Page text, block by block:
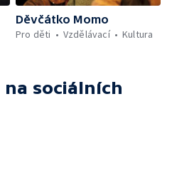
Děvčátko Momo
Pro děti
Vzdělávací Kultura
na sociálních